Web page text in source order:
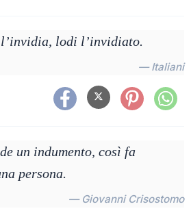
lodi l’invidiato.
— Italiani
un indumento, così fa
persona.
— Giovanni Crisostomo